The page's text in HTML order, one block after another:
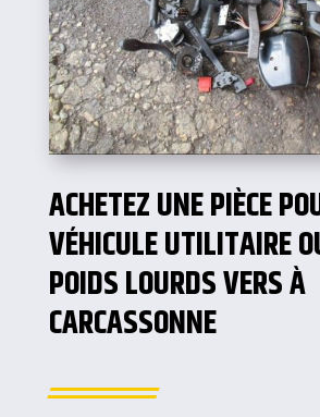
ACHETEZ UNE PIÈCE
VÉHICULE UTILITAIRE
POIDS LOURDS VERS À
CARCASSONNE